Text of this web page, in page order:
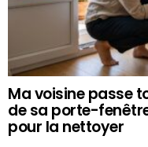
Ma voisine passe
de sa porte-
pour la nettoyer